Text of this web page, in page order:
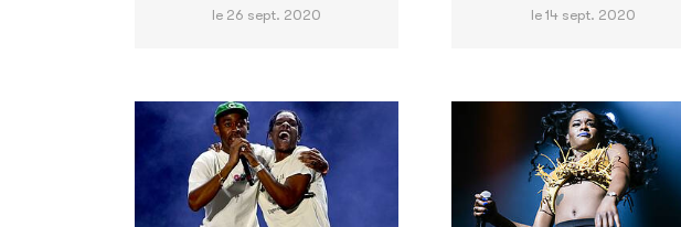
le 26 sept. 2020 le 14 sept. 2020